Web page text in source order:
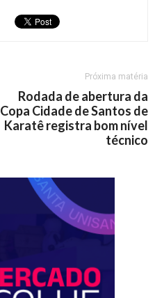
Próxima matéria
Rodada de abertura da
Copa Cidade de Santos de
Karatê registra bom nível
técnico